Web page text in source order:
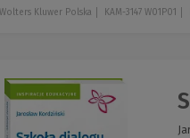
Wolters Kluwer Polska KAM-3147 W01P01